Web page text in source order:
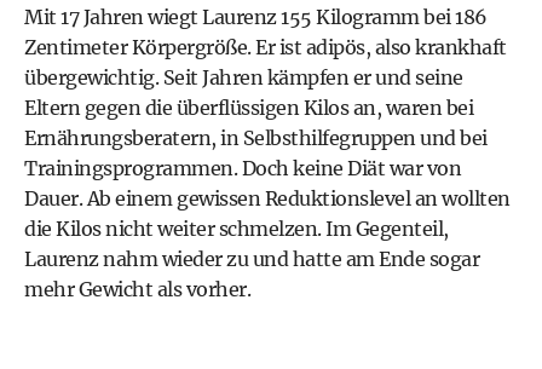
Mit 17 Jahren wiegt Laurenz 155 Kilogramm bei 186
Zentimeter Körpergröße. Er ist adipös, also krankhaft
übergewichtig. Seit Jahren kämpfen er und seine
Eltern gegen die überflüssigen Kilos an, waren bei
Ernährungsberatern, in Selbsthilfegruppen und bei
Trainingsprogrammen. Doch keine Diät war von
Dauer. Ab einem gewissen Reduktionslevel an wollten
die Kilos nicht weiter schmelzen. Im Gegenteil,
Laurenz nahm wieder zu und hatte am Ende sogar
mehr Gewicht als vorher.